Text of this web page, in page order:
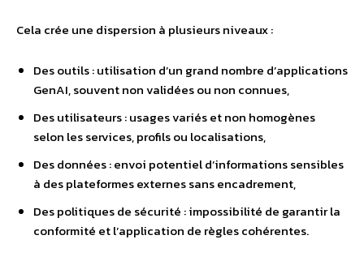
Cela crée une dispersion à plusieurs niveaux :
Des outils : utilisation d’un grand nombre d’applications
GenAI, souvent non validées ou non connues,
Des utilisateurs : usages variés et non homogènes
selon les services, profils ou localisations,
Des données : envoi potentiel d’informations sensibles
à des plateformes externes sans encadrement,
Des politiques de sécurité : impossibilité de garantir la
conformité et l’application de règles cohérentes.